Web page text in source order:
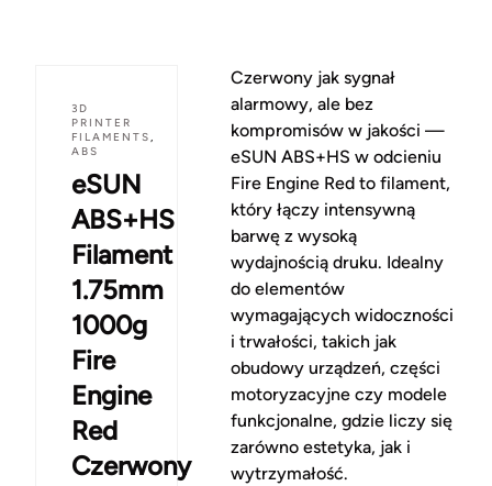
3D
PRINTER
FILAMENTS,
ABS
eSUN
ABS+HS
Filament
1.75mm
1000g
Fire
Engine
Red
Czerwony
Czerwony jak sygnał
alarmowy, ale bez
kompromisów w jakości —
eSUN ABS+HS w odcieniu
Fire Engine Red to filament,
który łączy intensywną
barwę z wysoką
wydajnością druku. Idealny
do elementów
wymagających widoczności
i trwałości, takich jak
obudowy urządzeń, części
motoryzacyjne czy modele
funkcjonalne, gdzie liczy się
zarówno estetyka, jak i
wytrzymałość.